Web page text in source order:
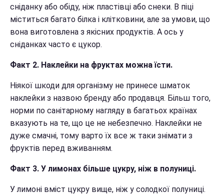
сніданку або обіду, ніж пластівці або снеки. В піці
міститься багато білка і клітковини, але за умови, що
вона виготовлена з якісних продуктів. А ось у
сніданках часто є цукор.
Факт 2. Наклейки на фруктах можна їсти.
Ніякої шкоди для організму не принесе шматок
наклейки з назвою бренду або продавця. Більш того,
норми по санітарному нагляду в багатьох країнах
вказують на те, що це не небезпечно. Наклейки не
дуже смачні, тому варто їх все ж таки знімати з
фруктів перед вживанням.
Факт 3. У лимонах більше цукру, ніж в полуниці.
У лимоні вміст цукру вище, ніж у солодкої полуниці.